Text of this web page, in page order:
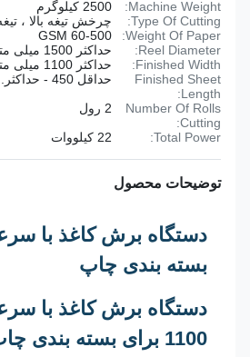
Machine Weight:
2500 کیلوگرم
Type Of Cutting:
چرخش تیغه بالا ، تیغه
Weight Of Paper:
60-500 GSM
Reel Diameter:
حداکثر 1500 میلی متر (59 ")
Finished Width:
حداکثر 1100 میلی متر (43 ")
Finished Sheet
Length:
حداقل 450 - حداکثر. 1300 میلی متر
Number Of Rolls
Cutting:
2 رول
Total Power:
توضیحات محصول
دستگاه برش کاغذ با سرعت
بسته بندی چاپ
1100 برای بسته بندی چاپ